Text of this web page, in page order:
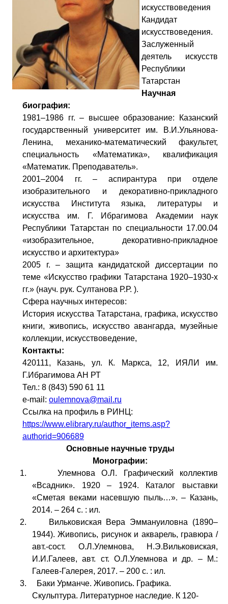
искусствоведения
Кандидат
искусствоведения.
Заслуженный
деятель искусств
Республики
Татарстан
Научная
биография:
1981–1986 гг. – высшее образование: Казанский
государственный университет им. В.И.Ульянова-
Ленина, механико-математический факультет,
специальность «Математика», квалификация
«Математик. Преподаватель».
2001–2004 гг. – аспирантура при отделе
изобразительного и декоративно-прикладного
искусства Института языка, литературы и
искусства им. Г. Ибрагимова Академии наук
Республики Татарстан по специальности 17.00.04
«изобразительное, декоративно-прикладное
искусство и архитектура»
2005 г. – защита кандидатской диссертации по
теме «Искусство графики Татарстана 1920–1930-х
гг.» (науч. рук. Султанова Р.Р. ).
Сфера научных интересов:
История искусства Татарстана, графика, искусство
книги, живопись, искусство авангарда, музейные
коллекции, искусствоведение,
Контакты:
420111, Казань, ул. К. Маркса, 12, ИЯЛИ им.
Г.Ибрагимова АН РТ
Тел.: 8 (843) 590 61 11
e-mail: oulemnova@mail.ru
Ссылка на профиль в РИНЦ:
https://www.elibrary.ru/author_items.asp?
authorid=906689
Основные научные труды
Монографии:
1. Улемнова О.Л. Графический коллектив
«Всадник». 1920 – 1924. Каталог выставки
«Сметая веками насевшую пыль…». – Казань,
2014. – 264 с. : ил.
2. Вильковиская Вера Эммануиловна (1890–
1944). Живопись, рисунок и акварель, гравюра /
авт.-сост. О.Л.Улемнова, Н.Э.Вильковиская,
И.И.Галеев, авт. ст. О.Л.Улемнова и др. – М.:
Галеев-Галерея, 2017. – 200 с. : ил.
3. Баки Урманче. Живопись. Графика.
Скульптура. Литературное наследие. К 120-